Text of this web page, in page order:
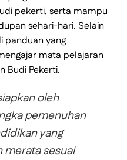
pekerti, serta mampu
sehari-hari. Selain
panduan yang
mata pelajaran
Budi Pekerti.
oleh
pemenuhan
yang
sesuai